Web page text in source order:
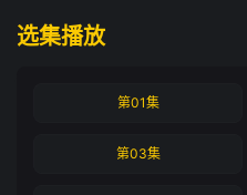
选集播放
第01集
第03集